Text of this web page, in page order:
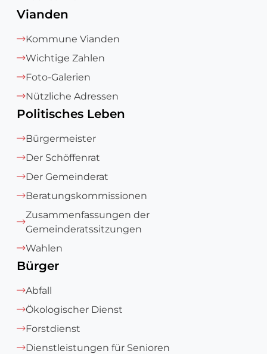
Vianden
Kommune Vianden
Wichtige Zahlen
Foto-Galerien
Nützliche Adressen
Politisches Leben
Bürgermeister
Der Schöffenrat
Der Gemeinderat
Beratungskommissionen
Zusammenfassungen der
Gemeinderatssitzungen
Wahlen
Bürger
Abfall
Ökologischer Dienst
Forstdienst
Dienstleistungen für Senioren